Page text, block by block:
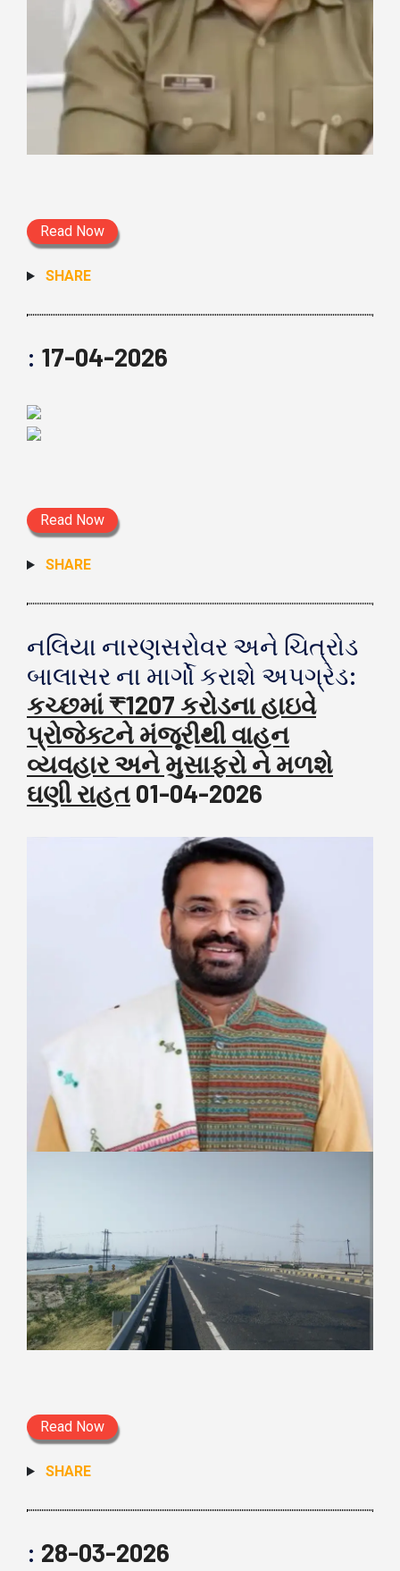
Read Now
SHARE
: 17-04-2026
Read Now
SHARE
નલિયા નારણસરોવર અને ચિત્રોડ
બાલાસર ના માર્ગો કરાશે અપગ્રેડ:
કચ્છમાં ₹1207 કરોડના હાઇવે
પ્રોજેક્ટને મંજૂરીથી વાહન
વ્યવહાર અને મુસાફરો ને મળશે
ઘણી રાહત 01-04-2026
Read Now
SHARE
: 28-03-2026